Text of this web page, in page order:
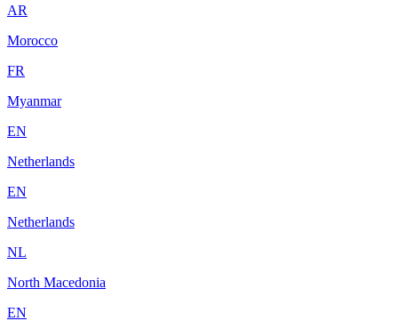
AR
Morocco
FR
Myanmar
EN
Netherlands
EN
Netherlands
NL
North Macedonia
EN